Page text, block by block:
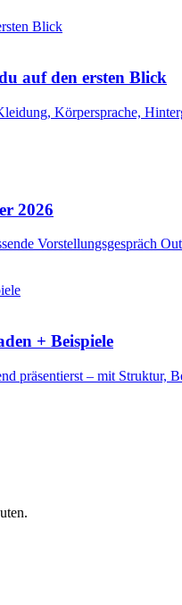
auf den ersten Blick
Körpersprache,
2026
Vorstellungsgespräch
+ Beispiele
präsentierst – mit Struktur,